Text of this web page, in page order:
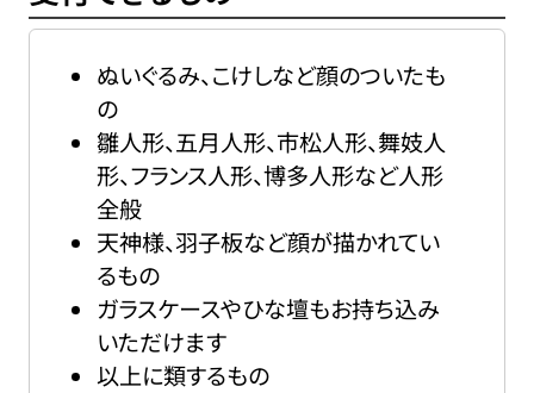
ぬいぐるみ、こけしなど顔のついたも
の
雛人形、五月人形、市松人形、舞妓人
形、フランス人形、博多人形など人形
全般
天神様、羽子板など顔が描かれてい
るもの
ガラスケースやひな壇もお持ち込み
いただけます
以上に類するもの